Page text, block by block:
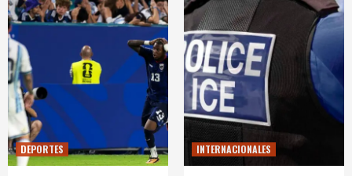
DEPORTES INTERNACIONALES